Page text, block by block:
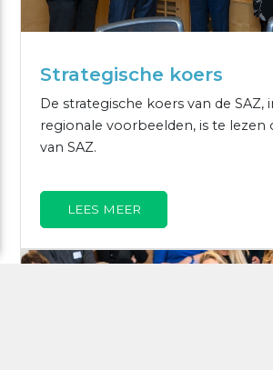
Strategische koers
De strategische koers van de SAZ,
regionale voorbeelden, is te lezen
van SAZ.
LEES MEER